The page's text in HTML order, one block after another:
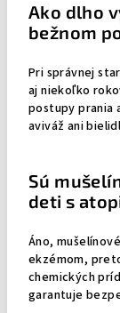
Ako dlho
bežnom
Pri správnej
aj niekoľko
postupy prania
aviváž ani
Sú
deti s
Áno,
ekzémom,
chemických
garantuje